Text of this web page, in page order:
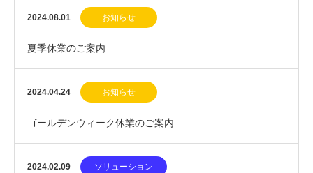
2024.08.01 お知らせ
夏季休業のご案内
2024.04.24 お知らせ
ゴールデンウィーク休業のご案内
2024.02.09 ソリューション